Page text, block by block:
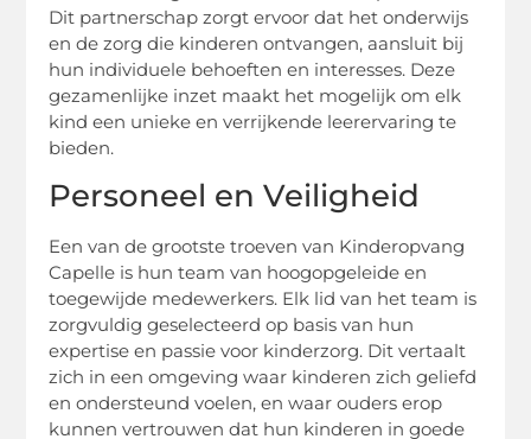
Dit partnerschap zorgt ervoor dat het onderwijs
en de zorg die kinderen ontvangen, aansluit bij
hun individuele behoeften en interesses. Deze
gezamenlijke inzet maakt het mogelijk om elk
kind een unieke en verrijkende leerervaring te
bieden.
Personeel en Veiligheid
Een van de grootste troeven van Kinderopvang
Capelle is hun team van hoogopgeleide en
toegewijde medewerkers. Elk lid van het team is
zorgvuldig geselecteerd op basis van hun
expertise en passie voor kinderzorg. Dit vertaalt
zich in een omgeving waar kinderen zich geliefd
en ondersteund voelen, en waar ouders erop
kunnen vertrouwen dat hun kinderen in goede